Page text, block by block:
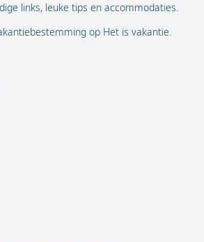
links, leuke tips en accommodaties.
op Het is vakantie.